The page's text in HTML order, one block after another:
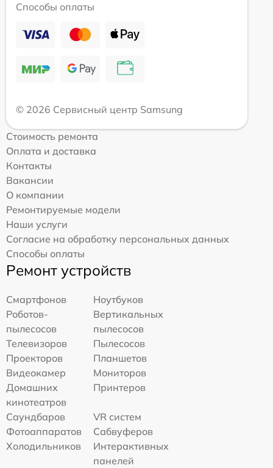
Способы оплаты
© 2026 Сервисный центр Samsung
Стоимость ремонта
Оплата и доставка
Контакты
Вакансии
О компании
Ремонтируемые модели
Наши услуги
Согласие на обработку персональных данных
Способы оплаты
Ремонт устройств
Смартфонов
Ноутбуков
Роботов-
пылесосов
Вертикальных
пылесосов
Телевизоров
Пылесосов
Проекторов
Планшетов
Видеокамер
Мониторов
Домашних
кинотеатров
Принтеров
Саундбаров
VR систем
Фотоаппаратов
Сабвуферов
Холодильников
Интерактивных
панелей